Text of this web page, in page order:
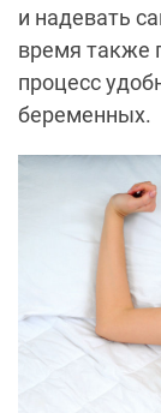
и надевать
время также
процесс
беременных.